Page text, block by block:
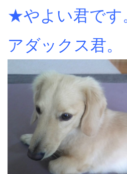
★やよい君です
アダックス君。